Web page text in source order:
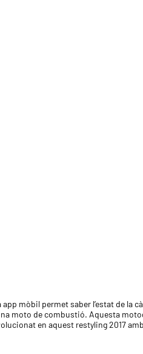
mòbil permet saber l’estat de la
moto de combustió. Aquesta
en aquest restyling 2017